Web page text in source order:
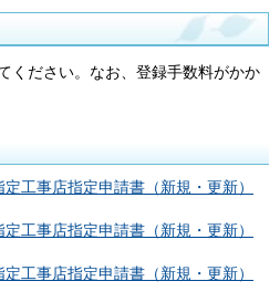
ください。なお、登録手数料がかか
定工事店指定申請書（新規・更新）
定工事店指定申請書（新規・更新）
定工事店指定申請書（新規・更新）